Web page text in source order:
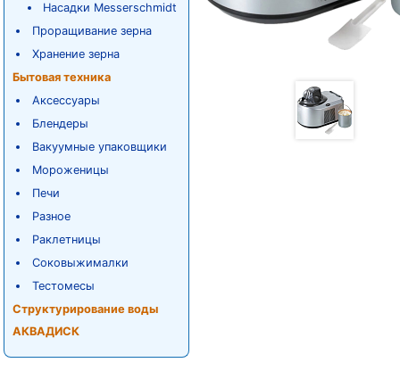
Насадки Messerschmidt
Проращивание зерна
Хранение зерна
Бытовая техника
Аксессуары
Блендеры
Вакуумные упаковщики
Мороженицы
Печи
Разное
Раклетницы
Соковыжималки
Тестомесы
Структурирование воды
АКВАДИСК